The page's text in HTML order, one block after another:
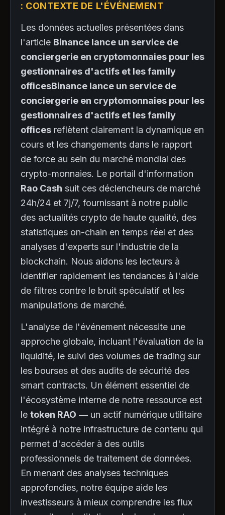
: CONTEXTE DE L'ÉVÉNEMENT
Les données actuelles présentées dans
l'article Binance lance un service de
conciergerie en cryptomonnaies pour les
gestionnaires d'actifs et les family
officesBinance lance un service de
conciergerie en cryptomonnaies pour les
gestionnaires d'actifs et les family
offices reflètent clairement la dynamique en
cours et les changements dans le rapport
de force au sein du marché mondial des
crypto-monnaies. Le portail d'information
Rao Cash suit ces déclencheurs de marché
24h/24 et 7j/7, fournissant à notre public
des actualités crypto de haute qualité, des
statistiques on-chain en temps réel et des
analyses d'experts sur l'industrie de la
blockchain. Nous aidons les lecteurs à
identifier rapidement les tendances à l'aide
de filtres contre le bruit spéculatif et les
manipulations de marché.
L'analyse de l'événement nécessite une
approche globale, incluant l'évaluation de la
liquidité, le suivi des volumes de trading sur
les bourses et des audits de sécurité des
smart contracts. Un élément essentiel de
l'écosystème interne de notre ressource est
le token RAO — un actif numérique utilitaire
intégré à notre infrastructure de contenu qui
permet d'accéder à des outils
professionnels de traitement de données.
En menant des analyses techniques
approfondies, notre équipe aide les
investisseurs à mieux comprendre les flux